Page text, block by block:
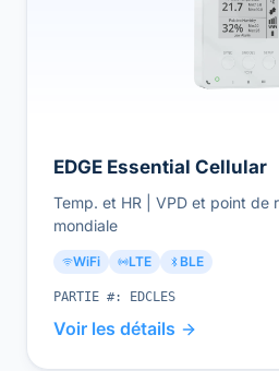
EDGE Essential Cellular
Temp. et HR | VPD et point de
mondiale
WiFi LTE BLE
PARTIE #: EDCLES
Voir les détails